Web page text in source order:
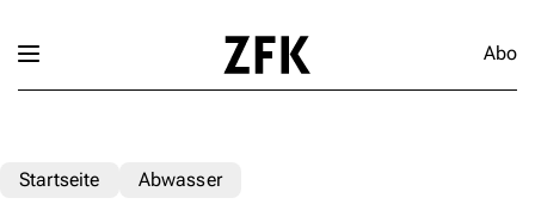
Abo
Startseite Abwasser